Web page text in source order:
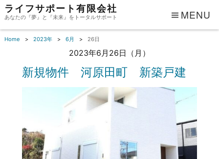
ライフサポート有限会社
あなたの『夢』と『未来』をトータルサポート MENU
Home 2023年 6月 26日
2023年6月26日（月）
新規物件 河原田町 新築戸建